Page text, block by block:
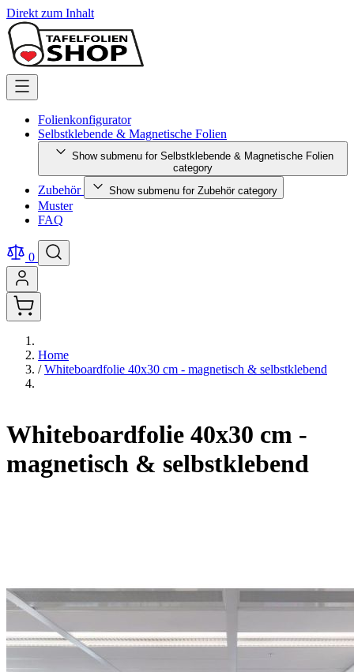
Direkt zum Inhalt
Folienkonfigurator
Selbstklebende & Magnetische Folien
Show submenu for Selbstklebende & Magnetische Folien
category
Zubehör Show submenu for Zubehör category
Muster
FAQ
0
Home
/ Whiteboardfolie 40x30 cm - magnetisch & selbstklebend
Whiteboardfolie 40x30 cm -
magnetisch & selbstklebend